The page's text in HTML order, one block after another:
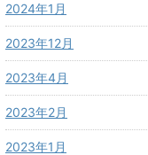
2024年1月
2023年12月
2023年4月
2023年2月
2023年1月